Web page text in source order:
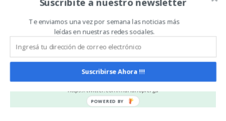
Fundaciones y Entes
generación de tractores y
para el agro
Mariano Piergallini
https://twitter.com/marianopierga
Te enviamos una vez por semana las noticias más
leídas en nuestras redes sociales.
Suscribirse Ahora !!!